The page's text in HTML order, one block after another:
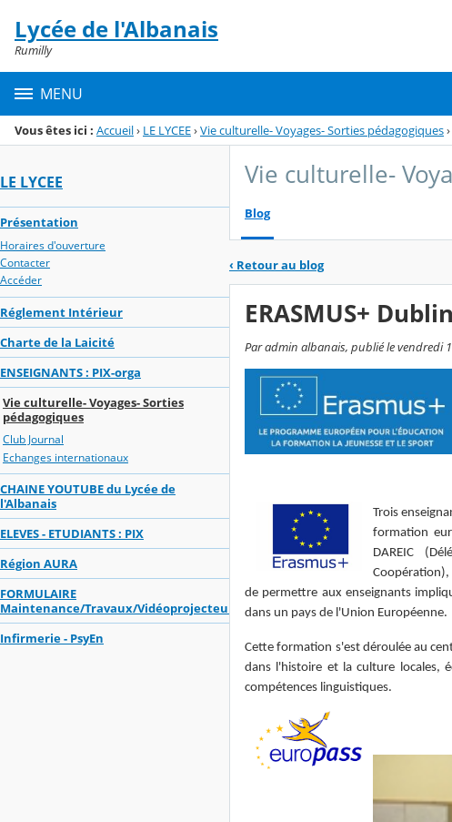
Menu de la rubrique
Contenu
Lycée de l'Albanais
Rumilly
MENU
Vous êtes ici : Accueil› LE LYCEE›Vie culturelle- Voyages- Sorties pédagogiques›
LE LYCEE
Présentation
Horaires d'ouverture
Contacter
Accéder
Réglement Intérieur
Charte de la Laicité
ENSEIGNANTS : PIX-orga
Vie culturelle- Voyages- Sorties
pédagogiques
Club Journal
Echanges internationaux
CHAINE YOUTUBE du Lycée de
l'Albanais
ELEVES - ETUDIANTS : PIX
Région AURA
FORMULAIRE
Maintenance/Travaux/Vidéoprojecteurs
Infirmerie - PsyEn
Vie culturelle-
Blog
‹ Retour au blog
ERASMUS+ Dublin
Par admin albanais, publié le vendredi
Trois ensei
formation
DAREIC
Coopération),
de permettre aux enseignants
dans un pays de l'Union Européenne.
Cette formation s'est déroulée au
dans l'histoire et la culture locales,
compétences linguistiques.